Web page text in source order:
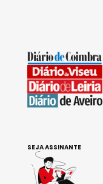
SEJA ASSINANTE